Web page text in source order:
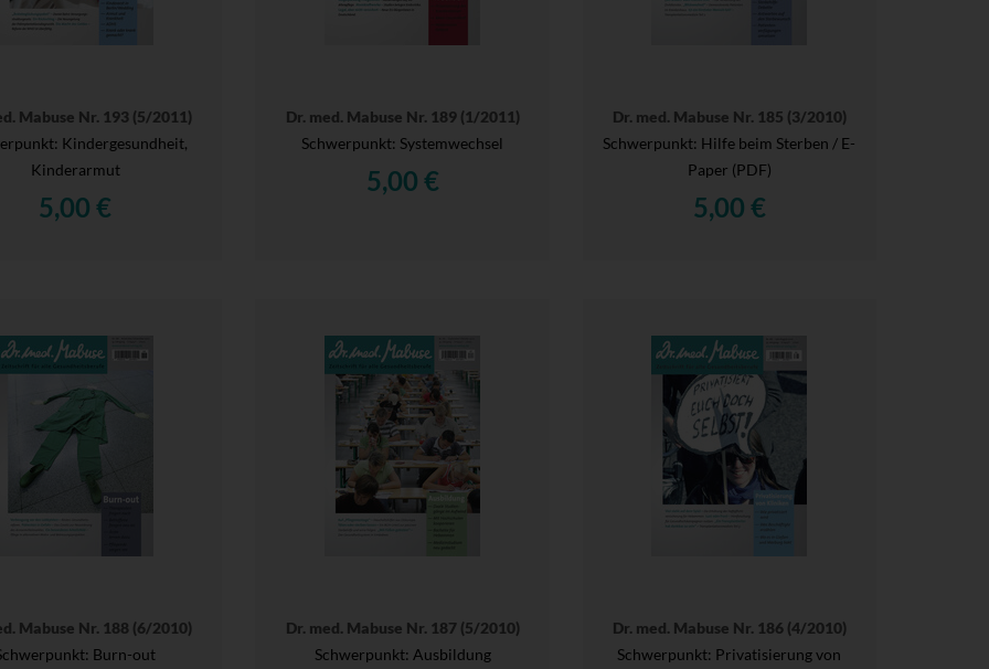
Mabuse Nr. 193 (5/2011)
Kindergesundheit,
Kinderarmut
5,00 €
Dr. med. Mabuse Nr. 189 (1/2011)
Schwerpunkt: Systemwechsel
5,00 €
Dr. med. Mabuse Nr. 185 (3/2010)
Schwerpunkt: Hilfe beim Sterben / E-
Paper (PDF)
5,00 €
Mabuse Nr. 188 (6/2010)
Burn-out
Dr. med. Mabuse Nr. 187 (5/2010)
Schwerpunkt: Ausbildung
Dr. med. Mabuse Nr. 186 (4/2010)
Schwerpunkt: Privatisierung von